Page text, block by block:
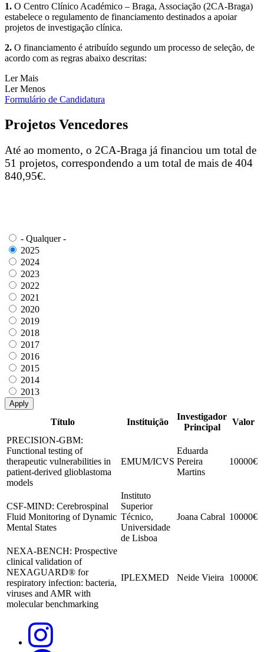
1. O Centro Clínico Académico – Braga, Associação (2CA-Braga)
estabelece o regulamento de financiamento destinados a apoiar
projetos de investigação clínica.
2. O financiamento é atribuído segundo um processo de seleção, de
acordo com as regras abaixo descritas:
Ler Mais
Ler Menos
Formulário de Candidatura
Projetos Vencedores
Até ao momento, o 2CA-Braga já financiou um total de
51 projetos, correspondendo a um total de mais de 404
840,95€.
- Qualquer -
2025
2024
2023
2022
2021
2020
2019
2018
2017
2016
2015
2014
2013
Título Instituição
Investigador
Principal
Valor
PRECISION-GBM:
Functional testing of
therapeutic vulnerabilities in
patient-derived glioblastoma
models
EMUM/ICVS
Eduarda
Pereira
Martins
10000€
CSF-MIND: Cerebrospinal
Fluid Monitoring of Dynamic
Mental States
Instituto
Superior
Técnico,
Universidade
de Lisboa
Joana Cabral 10000€
NEXA-BENCH: Prospective
clinical validation of
NEXAGUARD® for
respiratory infection: bacteria,
viruses and AMR with
molecular benchmarking
IPLEXMED Neide Vieira 10000€